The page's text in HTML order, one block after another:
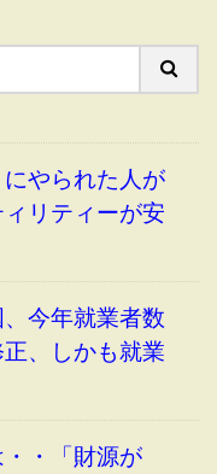
やられた人が
リティーが安
今年就業者数
正、しかも就業
・「財源が